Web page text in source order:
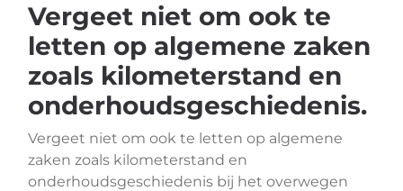
Vergeet niet om ook te
letten op algemene zaken
zoals kilometerstand en
onderhoudsgeschiedenis.
Vergeet niet om ook te letten op algemene
zaken zoals kilometerstand en
onderhoudsgeschiedenis bij het overwegen